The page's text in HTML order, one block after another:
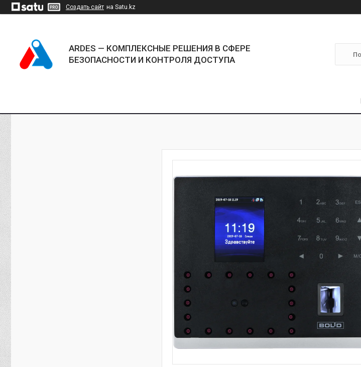
Создать сайт на Satu.kz
ARDES — КОМПЛЕКСНЫЕ РЕШЕНИЯ В СФЕРЕ
БЕЗОПАСНОСТИ И КОНТРОЛЯ ДОСТУПА